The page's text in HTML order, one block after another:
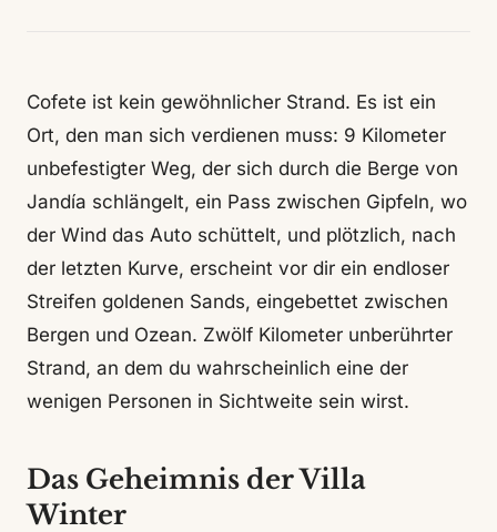
Cofete ist kein gewöhnlicher Strand. Es ist ein
Ort, den man sich verdienen muss: 9 Kilometer
unbefestigter Weg, der sich durch die Berge von
Jandía schlängelt, ein Pass zwischen Gipfeln, wo
der Wind das Auto schüttelt, und plötzlich, nach
der letzten Kurve, erscheint vor dir ein endloser
Streifen goldenen Sands, eingebettet zwischen
Bergen und Ozean. Zwölf Kilometer unberührter
Strand, an dem du wahrscheinlich eine der
wenigen Personen in Sichtweite sein wirst.
Das Geheimnis der Villa
Winter